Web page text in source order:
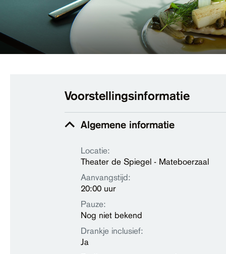
Voorstellingsinformatie
Algemene informatie
Locatie:
Theater de Spiegel - Mateboerzaal
Aanvangstijd:
20:00 uur
Pauze:
Nog niet bekend
Drankje inclusief:
Ja